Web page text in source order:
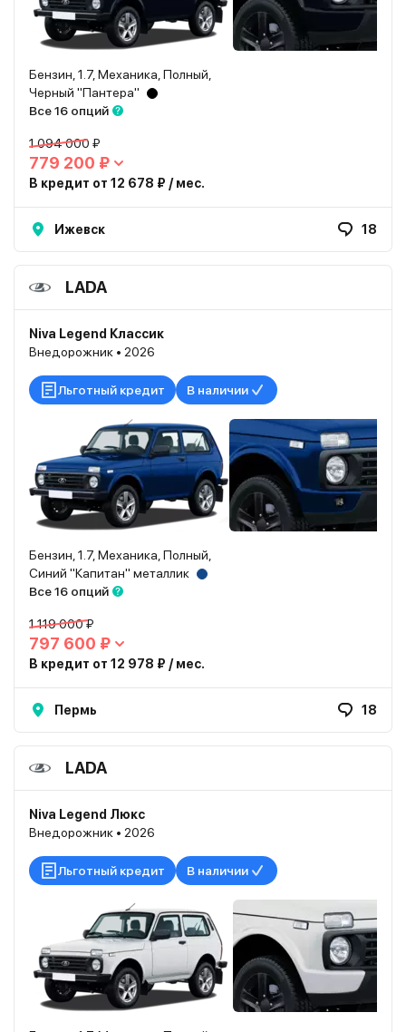
Бензин, 1.7, Механика, Полный,
Черный "Пантера"
Все 16 опций
1 094 000 ₽
779 200 ₽
В кредит от 12 678 ₽ / мес.
Ижевск 18
LADA
Niva Legend Классик
Внедорожник • 2026
Льготный кредит В наличии
Бензин, 1.7, Механика, Полный,
Синий "Капитан" металлик
Все 16 опций
1 119 000 ₽
797 600 ₽
В кредит от 12 978 ₽ / мес.
Пермь 18
LADA
Niva Legend Люкс
Внедорожник • 2026
Льготный кредит В наличии